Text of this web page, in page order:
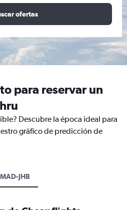
ofertas
para reservar un
Descubre la época ideal para
gráfico de predicción de
MAD-JHB